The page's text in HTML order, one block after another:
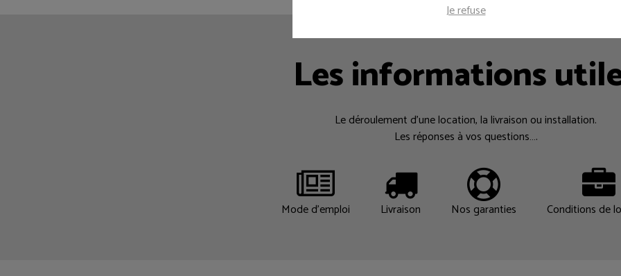
Les informations
Le déroulement d’une location, la livraison ou installation.
Les réponses à vos questions….
Mode d'emploi Livraison Nos garanties Conditions de
Je refuse